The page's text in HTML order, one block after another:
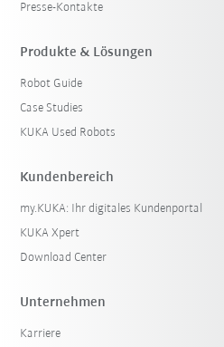
Presse-Kontakte
Produkte & Lösungen
Robot Guide
Case Studies
KUKA Used Robots
Kundenbereich
my.KUKA: Ihr digitales Kundenportal
KUKA Xpert
Download Center
Unternehmen
Karriere